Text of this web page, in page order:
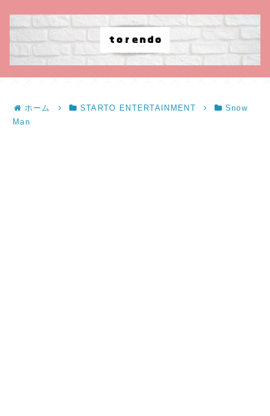
ホーム STARTO ENTERTAINMENT
Snow
Man